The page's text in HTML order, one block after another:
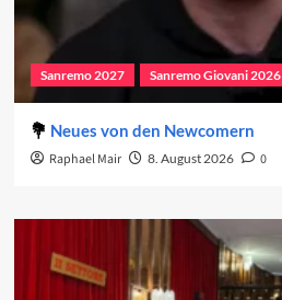
Sanremo 2027 Sanremo Giovani 2026
Neues von den Newcomern
Raphael Mair 8. August 2026 0